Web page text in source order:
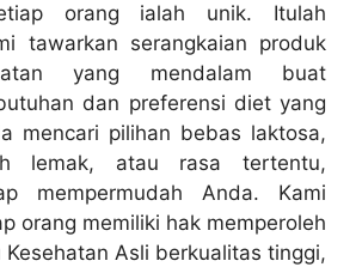
orang ialah unik. Itulah
tawarkan serangkaian produk
yang mendalam buat
dan preferensi diet yang
mencari pilihan bebas laktosa,
lemak, atau rasa tertentu,
mempermudah Anda. Kami
orang memiliki hak memperoleh
Kesehatan Asli berkualitas tinggi,